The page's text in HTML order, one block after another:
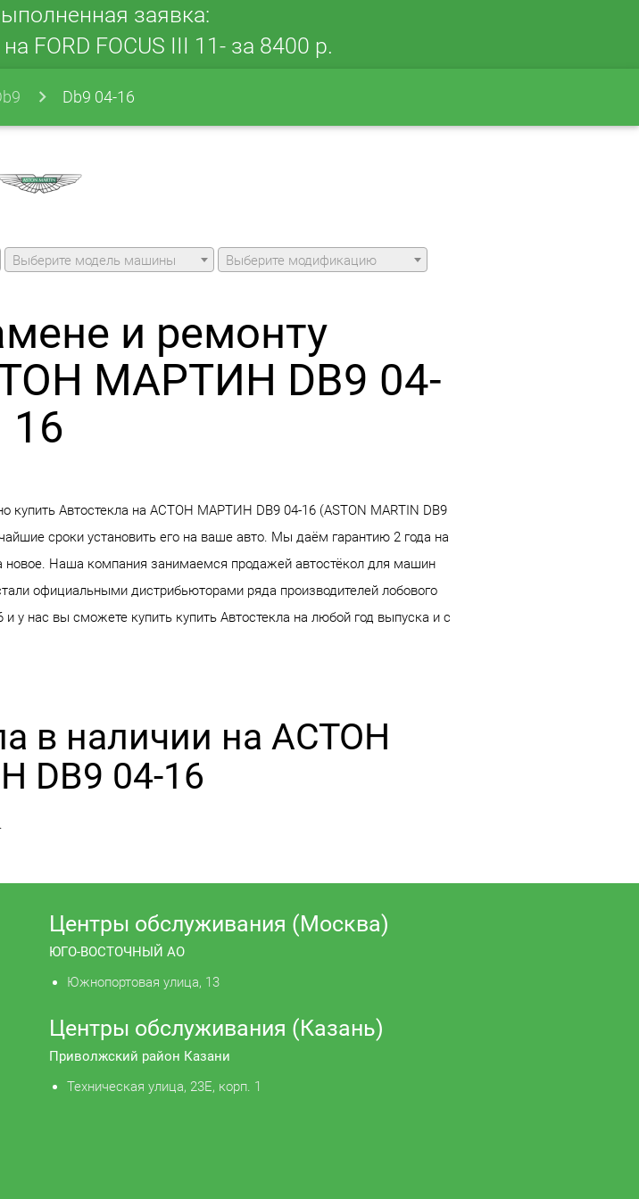
заявка:
FORD FOCUS III 11- за 8400 р.
Db9 04-16
Выберите модель машины Выберите модификацию
и ремонту
МАРТИН DB9 04-
16
Автостекла на АСТОН МАРТИН DB9 04-16 (ASTON MARTIN DB9
сроки установить его на ваше авто. Мы даём гарантию 2 года на
новое. Наша компания занимаемся продажей автостёкол для машин
официальными дистрибьюторами ряда производителей лобового
нас вы сможете купить купить Автостекла на любой год выпуска и с
в наличии на АСТОН
DB9 04-16
Центры обслуживания (Москва)
ЮГО-ВОСТОЧНЫЙ АО
Южнопортовая улица, 13
Центры обслуживания (Казань)
Приволжский район Казани
Техническая улица, 23Е, корп. 1